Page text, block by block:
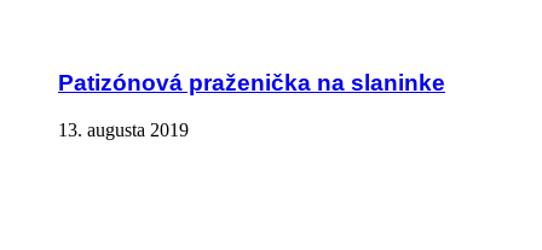
Patizónová praženička na slaninke
13. augusta 2019